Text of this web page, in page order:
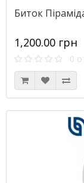
Биток
1,200.00 грн
0